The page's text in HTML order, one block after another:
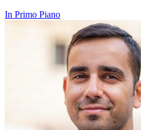
In Primo Piano